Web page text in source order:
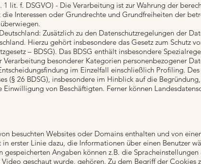
1 lit. f. DSGVO) - Die Verarbeitung ist zur Wahrung der
Interessen oder Grundrechte und Grundfreiheiten der
Zusätzlich zu den Datenschutzregelungen der
Hierzu gehört insbesondere das Gesetz zum Schutz
– BDSG). Das BDSG enthält insbesondere
Verarbeitung besonderer Kategorien personenbezogener
im Einzelfall einschließlich Profiling.
(§ 26 BDSG), insbesondere im Hinblick auf die
von Beschäftigten. Ferner können
besuchten Websites oder Domains enthalten und von
erster Linie dazu, die Informationen über einen Benutzer
gespeicherten Angaben können z.B. die
geschaut wurde, gehören. Zu dem Begriff der Cookies